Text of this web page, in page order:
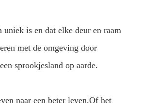
is en dat elke deur en raam
met de omgeving door
sprookjesland op aarde.
naar een beter leven.Of het